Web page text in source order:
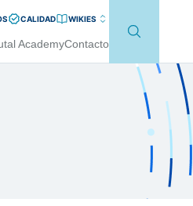
CALIDAD WIKIES
AcademyContacto